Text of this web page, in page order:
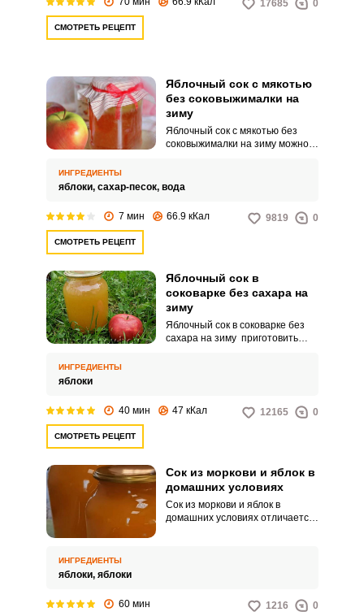
промыть под проточной водой,
17685 0
СМОТРЕТЬ РЕЦЕПТ
Яблочный сок с мякотью
без соковыжималки на
зиму
Яблочный сок с мякотью без
соковыжималки на зиму можно
яблокам настояться
ароматным и насыщенным.
ИНГРЕДИЕНТЫ
яблоки, сахар-песок, вода
7 мин 66.9 кКал 9819 0
СМОТРЕТЬ РЕЦЕПТ
Яблочный сок в
соковарке без сахара на
зиму
Яблочный сок в соковарке без
сахара на зиму приготовить
ИНГРЕДИЕНТЫ
яблоки
40 мин 47 кКал 12165 0
СМОТРЕТЬ РЕЦЕПТ
Сок из моркови и яблок в
домашних условиях
Сок из моркови и яблок в
домашних условиях отличается
ИНГРЕДИЕНТЫ
яблоки, яблоки
60 мин 1216 0
ВХОД НА САЙТ
с помощью социальных сетей:
Запомнить меня
ВХОД
ЕЩЕ НЕ ЗАРЕГИСТРИРОВАННЫ?